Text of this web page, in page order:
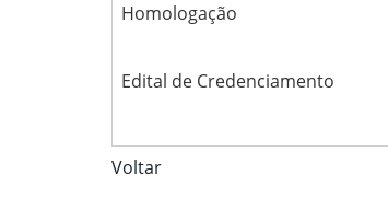
Homologação
Edital de Credenciamento
Voltar